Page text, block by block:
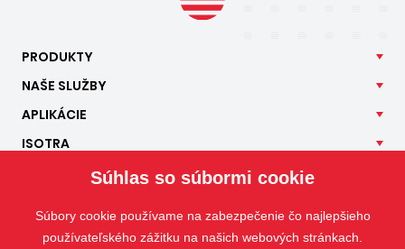
PRODUKTY
NAŠE SLUŽBY
APLIKÁCIE
ISOTRA
Súhlas so súbormi cookie
Súbory cookie používame na zabezpečenie čo najlepšieho
používateľského zážitku na našich webových stránkach.